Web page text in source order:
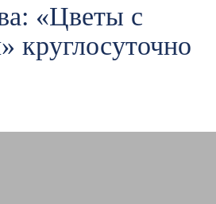
«Цветы c
круглосуточно